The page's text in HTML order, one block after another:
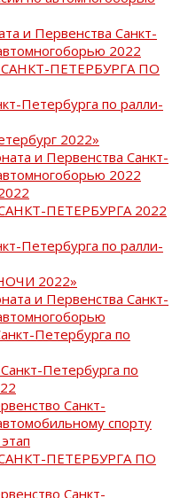
и Первенства Санкт-
2022
САНКТ-ПЕТЕРБУРГА ПО
Петербурга по ралли-
2022»
и Первенства Санкт-
2022
ПЕТЕРБУРГА 2022
Петербурга по ралли-
2022»
и Первенства Санкт-
Петербурга по
Петербурга по
Санкт-
спорту
САНКТ-ПЕТЕРБУРГА ПО
Санкт-